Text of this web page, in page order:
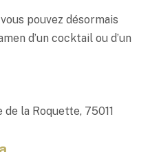
pouvez désormais
d’un cocktail ou d’un
de la Roquette, 75011